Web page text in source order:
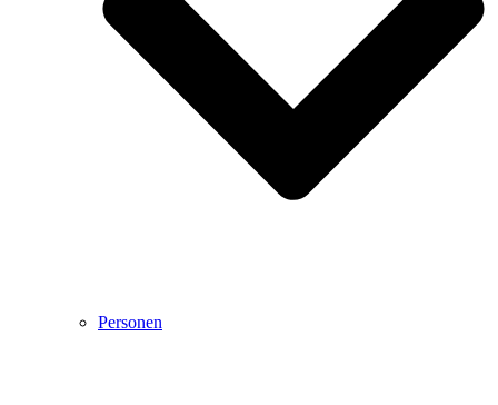
Personen